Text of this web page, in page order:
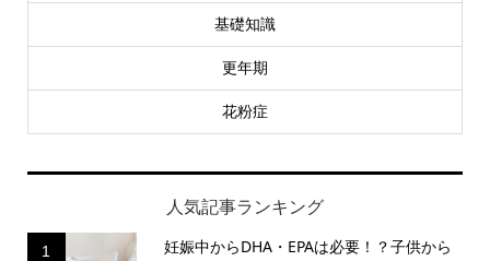
基礎知識
更年期
花粉症
人気記事ランキング
1
妊娠中からDHA・EPAは必要！？子供から